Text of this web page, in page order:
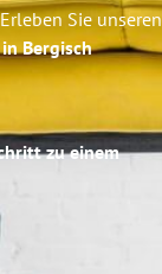
Sie unseren
Bergisch
zu einem